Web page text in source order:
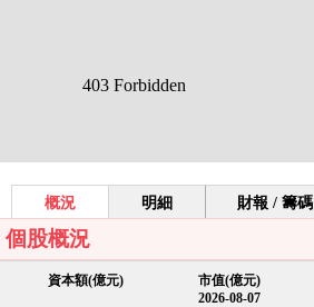
概況 明細 財報 / 籌碼
個股概況
資本額(億元)
市值(億元)
2026-08-07